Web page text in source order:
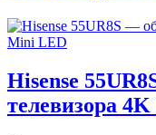
Hisense
телевизора